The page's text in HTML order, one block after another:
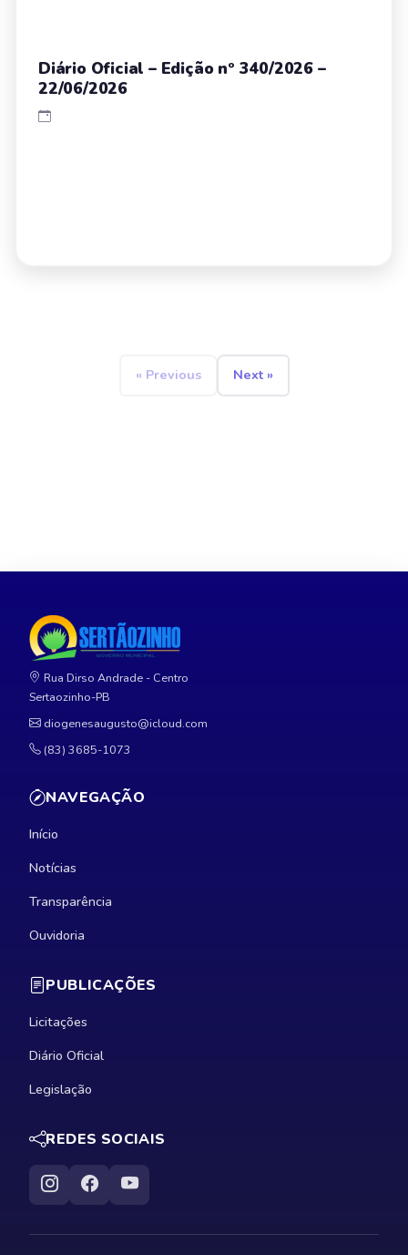
Diário Oficial – Edição nº 340/2026 –
22/06/2026
« Previous Next »
Rua Dirso Andrade - Centro
Sertaozinho-PB
diogenesaugusto@icloud.com
(83) 3685-1073
NAVEGAÇÃO
Início
Notícias
Transparência
Ouvidoria
PUBLICAÇÕES
Licitações
Diário Oficial
Legislação
REDES SOCIAIS